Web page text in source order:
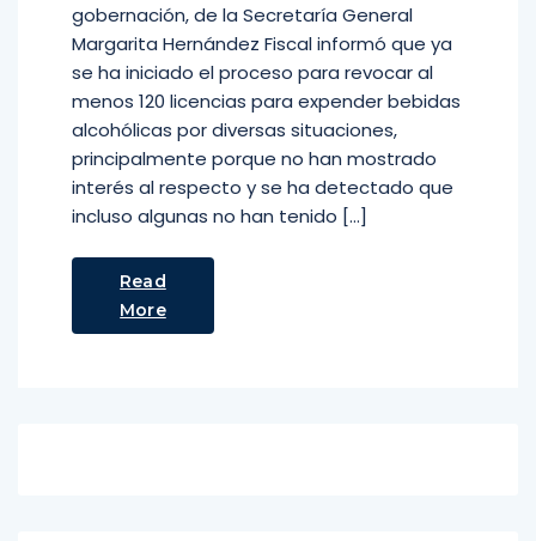
gobernación, de la Secretaría General
Margarita Hernández Fiscal informó que ya
se ha iniciado el proceso para revocar al
menos 120 licencias para expender bebidas
alcohólicas por diversas situaciones,
principalmente porque no han mostrado
interés al respecto y se ha detectado que
incluso algunas no han tenido […]
Read
More